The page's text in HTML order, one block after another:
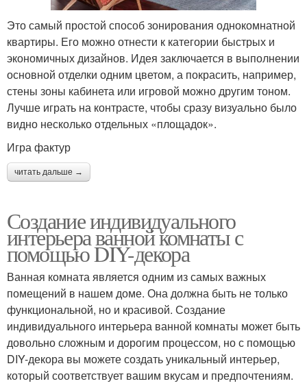
Это самый простой способ зонирования однокомнатной
квартиры. Его можно отнести к категории быстрых и
экономичных дизайнов. Идея заключается в выполнении
основной отделки одним цветом, а покрасить, например,
стены зоны кабинета или игровой можно другим тоном.
Лучше играть на контрасте, чтобы сразу визуально было
видно несколько отдельных «площадок».
Игра фактур
читать дальше →
Создание индивидуального
интерьера ванной комнаты с
помощью DIY-декора
Ванная комната является одним из самых важных
помещений в нашем доме. Она должна быть не только
функциональной, но и красивой. Создание
индивидуального интерьера ванной комнаты может быть
довольно сложным и дорогим процессом, но с помощью
DIY-декора вы можете создать уникальный интерьер,
который соответствует вашим вкусам и предпочтениям.